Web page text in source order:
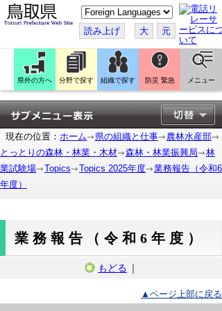
こ
の
ペ
ー
ジ
翻
訳
す
る
読み上げ 大 元
県外の方へ 分野で探す 組織で探す 防災 緊急 メニュー
現在の位置： ホーム 県の組織と仕事
農林水産部
とっとりの森林・林業・木材
森林・林業振興局
林
業試験場
Topics Topics 2025年度
業務報告（令和6
年度）
業務報告（令和6年度）
もどる ｜
▲ページ上部に戻る